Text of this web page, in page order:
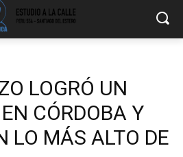
LOGRÓ UN
CÓRDOBA Y
LO MÁS ALTO DE